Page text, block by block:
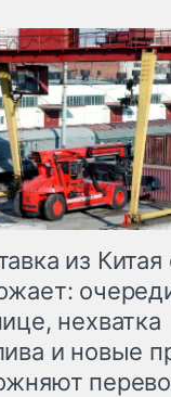
из Китая
нехватка
и новые